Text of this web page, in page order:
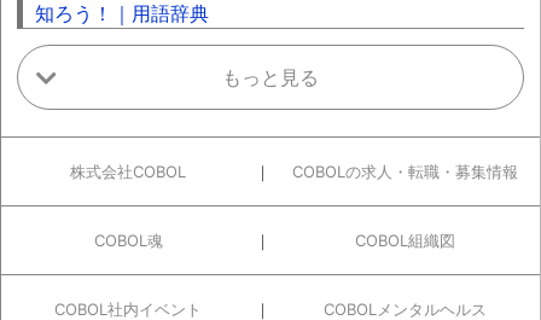
知ろう！｜用語辞典
株式会社COBOL COBOLの求人・転職・募集情報
COBOL魂 COBOL組織図
COBOL社内イベント COBOLメンタルヘルス